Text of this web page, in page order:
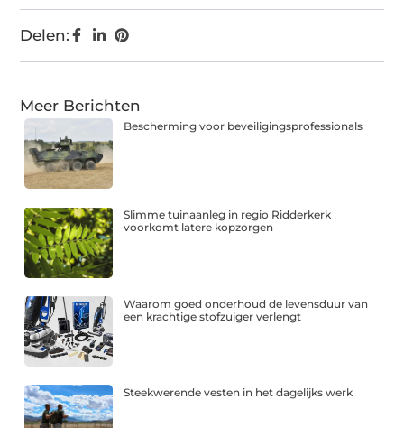
Delen:
Meer Berichten
Bescherming voor beveiligingsprofessionals
Slimme tuinaanleg in regio Ridderkerk
voorkomt latere kopzorgen
Waarom goed onderhoud de levensduur van
een krachtige stofzuiger verlengt
Steekwerende vesten in het dagelijks werk